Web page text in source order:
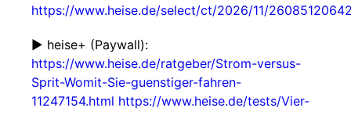
https://www.heise.de/select/ct/2026/11/
► heise+ (Paywall):
https://www.heise.de/ratgeber/Strom-versus-
Sprit-Womit-Sie-guenstiger-fahren-
11247154.html https://www.heise.de/tests/Vier-